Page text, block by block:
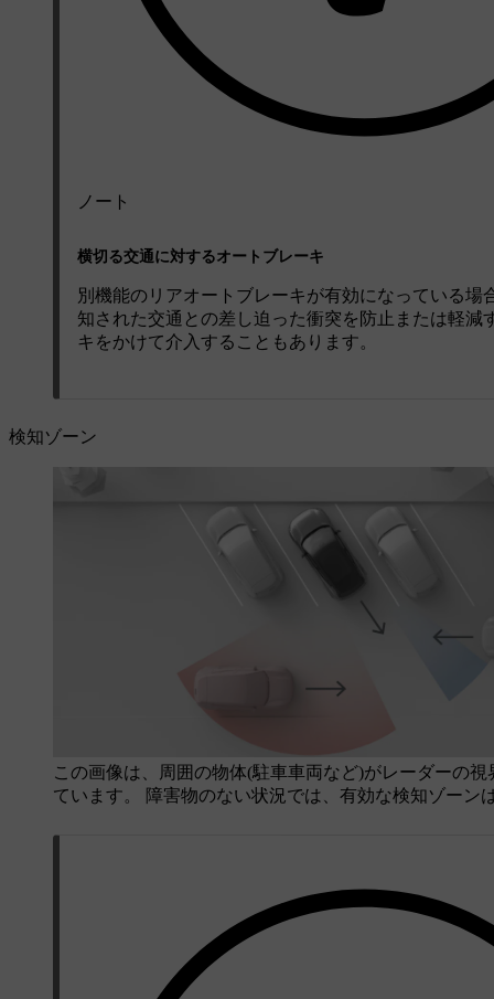
ノート
横切る交通に対するオートブレーキ
別機能のリアオートブレーキが有効になっている場
知された交通との差し迫った衝突を防止または軽減
キをかけて介入することもあります。
検知ゾーン
この画像は、周囲の物体(駐車車両など)がレーダーの
ています。 障害物のない状況では、有効な検知ゾーン